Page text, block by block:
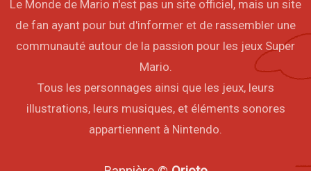
Le Monde de Mario n'est pas un site officiel, mais un site
de fan ayant pour but d'informer et de rassembler une
communauté autour de la passion pour les jeux Super
Mario.
Tous les personnages ainsi que les jeux, leurs
illustrations, leurs musiques, et éléments sonores
appartiennent à Nintendo.